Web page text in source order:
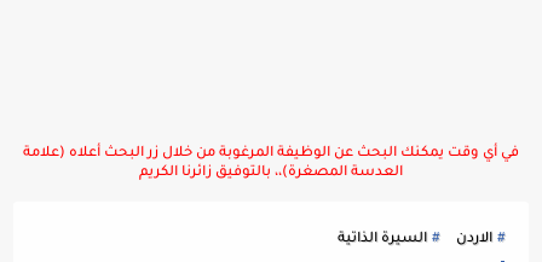
في أي وقت يمكنك البحث عن الوظيفة المرغوبة من خلال زر البحث أعلاه (علامة
العدسة المصغرة)،، بالتوفيق زائرنا الكريم
الاردن السيرة الذاتية